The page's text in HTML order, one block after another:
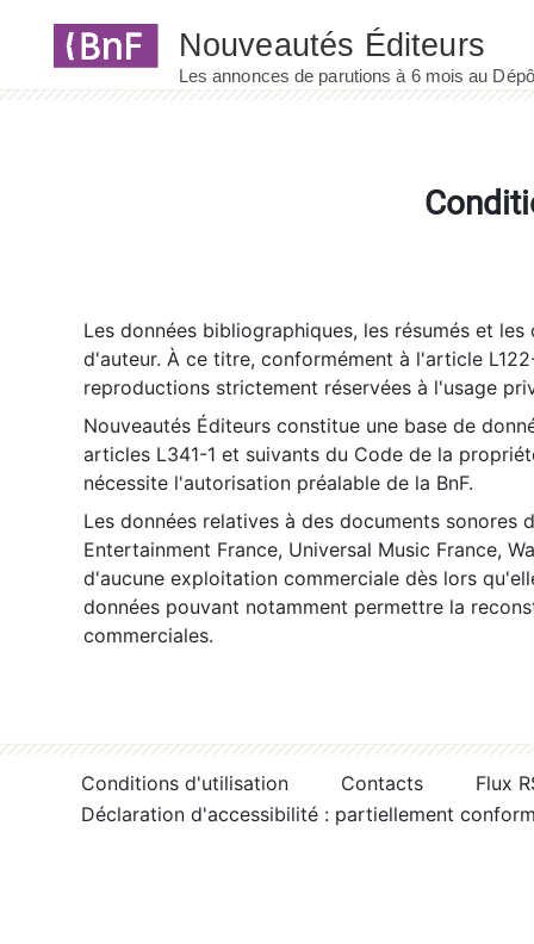
Les données bibliographiques, les résumés et
d'auteur. À ce titre, conformément à l'article
reproductions strictement réservées à l'usage
Nouveautés Éditeurs constitue une base de
articles L341-1 et suivants du Code de la
nécessite l'autorisation préalable de la BnF.
Les données relatives à des documents sonores
Entertainment France, Universal Music France,
d'aucune exploitation commerciale dès lors
données pouvant notamment permettre la
commerciales.
Conditions d'utilisation Contacts
Flux
Déclaration d'accessibilité : partiellement